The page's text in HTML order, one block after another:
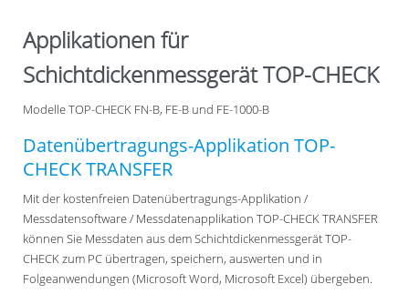
Applikationen für
Schichtdickenmessgerät TOP-CHECK
Modelle TOP-CHECK FN-B, FE-B und FE-1000-B
Datenübertragungs-Applikation TOP-
CHECK TRANSFER
Mit der kostenfreien Datenübertragungs-Applikation /
Messdatensoftware / Messdatenapplikation TOP-CHECK TRANSFER
können Sie Messdaten aus dem Schichtdickenmessgerät TOP-
CHECK zum PC übertragen, speichern, auswerten und in
Folgeanwendungen (Microsoft Word, Microsoft Excel) übergeben.